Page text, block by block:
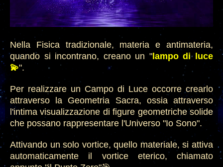
Nella Fisica tradizionale, materia e antimateria,
quando si incontrano, creano un "lampo di luce
💫".
Per realizzare un Campo di Luce occorre crearlo
attraverso la Geometria Sacra, ossia attraverso
l'intima visualizzazione di figure geometriche solide
che possano rappresentare l'Universo "Io Sono".
Attivando un solo vortice, quello materiale, si attiva
automaticamente il vortice eterico, chiamato